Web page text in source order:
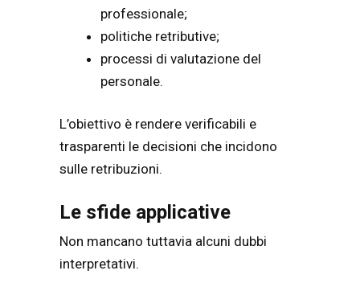
professionale;
politiche retributive;
processi di valutazione del
personale.
L’obiettivo è rendere verificabili e
trasparenti le decisioni che incidono
sulle retribuzioni.
Le sfide applicative
Non mancano tuttavia alcuni dubbi
interpretativi.